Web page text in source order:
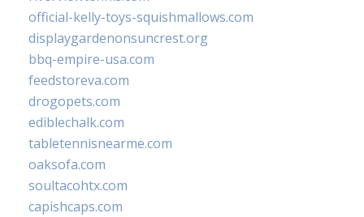
official-kelly-toys-squishmallows.com
displaygardenonsuncrest.org
bbq-empire-usa.com
feedstoreva.com
drogopets.com
ediblechalk.com
tabletennisnearme.com
oaksofa.com
soultacohtx.com
capishcaps.com